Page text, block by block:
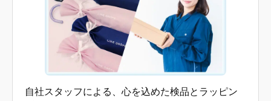
自社スタッフによる、心を込めた検品とラッピン